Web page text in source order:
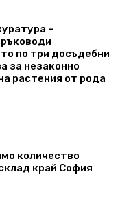
–
по три досъдебни
за незаконно
растения от рода
количество
край София